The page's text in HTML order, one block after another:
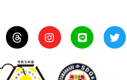
I
n
s
L
i
n
e
T
w
i